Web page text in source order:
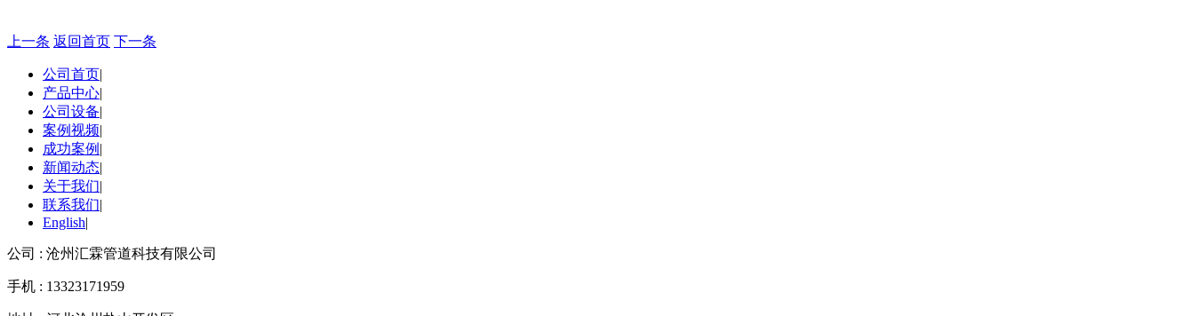
上一条 返回首页 下一条
公司首页|
产品中心|
公司设备|
案例视频|
成功案例 |
新闻动态|
关于我们|
联系我们|
English|
公司 : 沧州汇霖管道科技有限公司
手机 : 13323171959